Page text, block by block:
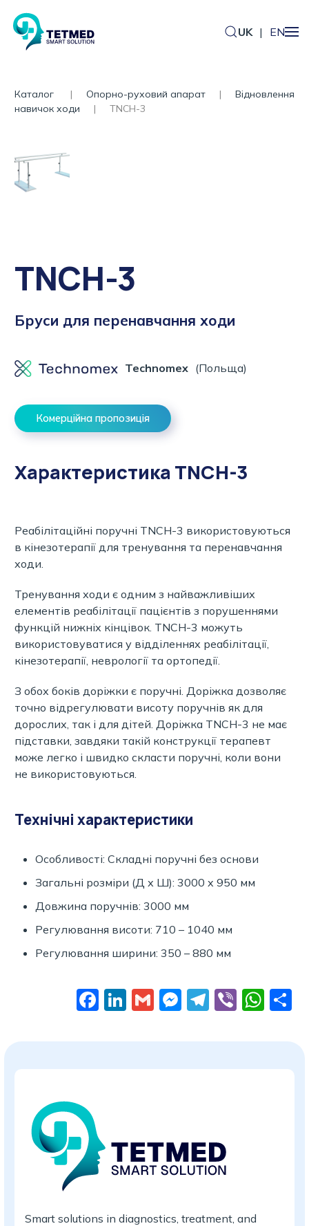
UK | EN
Каталог Опорно-руховий апарат
Відновлення
навичок ходи
TNCH-3
TNCH-3
Бруси для перенавчання ходи
Technomex (Польща)
Комерційна пропозиція
Характеристика TNCH-3
Реабілітаційні поручні TNCH-3 використовуються
в кінезотерапії для тренування та перенавчання
ходи.
Тренування ходи є одним з найважливіших
елементів реабілітації пацієнтів з порушеннями
функцій нижніх кінцівок. TNCH-3 можуть
використовуватися у відділеннях реабілітації,
кінезотерапії, неврології та ортопедії.
З обох боків доріжки є поручні. Доріжка дозволяє
точно відрегулювати висоту поручнів як для
дорослих, так і для дітей. Доріжка TNCH-3 не має
підставки, завдяки такій конструкції терапевт
може легко і швидко скласти поручні, коли вони
не використовуються.
Технічні характеристики
Особливості: Складні поручні без основи
Загальні розміри (Д х Ш): 3000 x 950 мм
Довжина поручнів: 3000 мм
Регулювання висоти: 710 – 1040 мм
Регулювання ширини: 350 – 880 мм
Facebook
LinkedIn
GmailMessenger
Telegram
Viber
Smart solutions in diagnostics, treatment, and